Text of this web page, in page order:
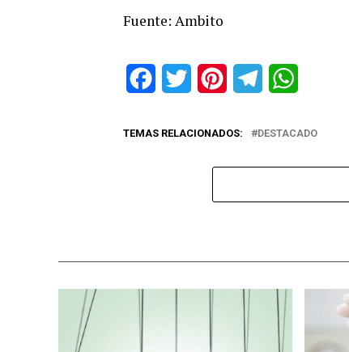
Fuente: Ambito
FacebookTwitter PinterestTelegram
TEMAS RELACIONADOS: DESTACADO